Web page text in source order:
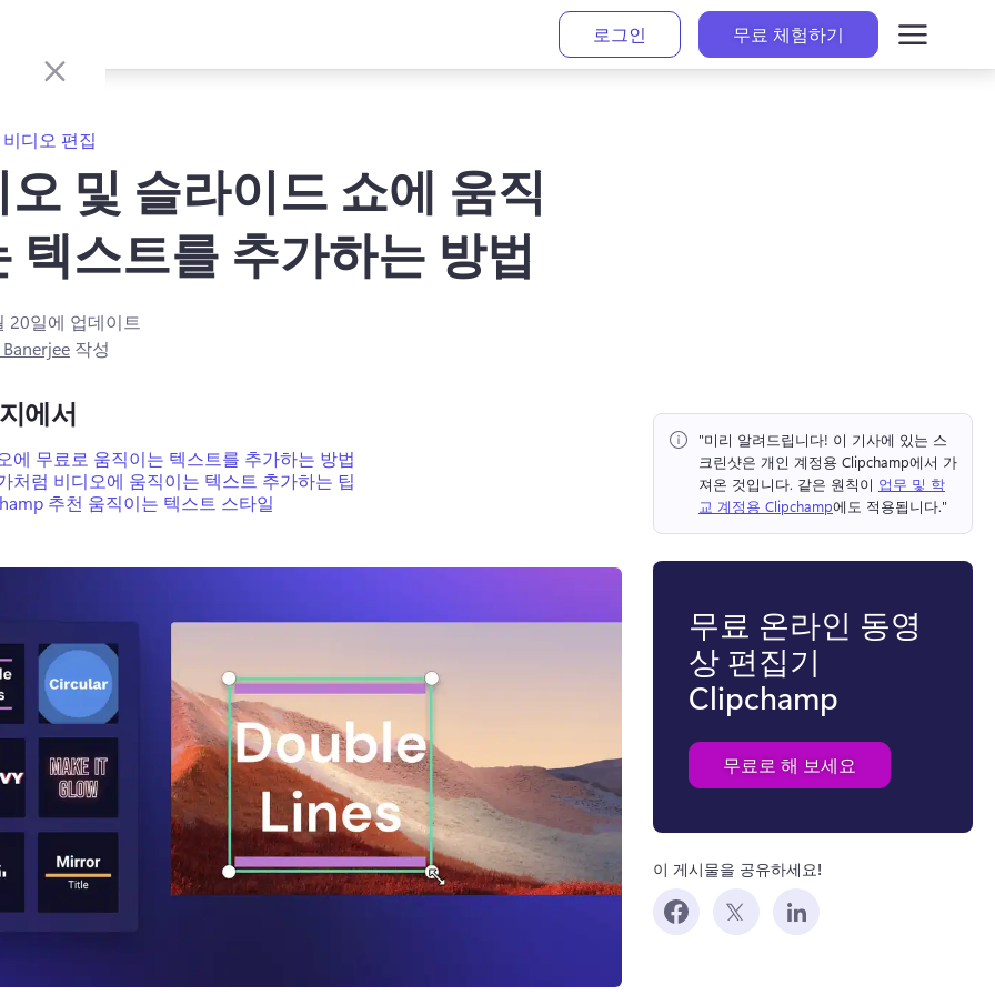
로그인 무료 체험하기
비디오 편집
및 슬라이드 쇼에 움직
텍스트를 추가하는 방법
20일에 업데이트
작성
에서
에 무료로 움직이는 텍스트를 추가하는 방법
처럼 비디오에 움직이는 텍스트 추가하는 팁
추천 움직이는 텍스트 스타일
"미리 알려드립니다! 이 기사에 있는 스
크린샷은 개인 계정용 Clipchamp에서 가
져온 것입니다. 같은 원칙이 업무 및 학
교 계정용 Clipchamp에도 적용됩니다."
무료 온라인 동영
상 편집기
Clipchamp
무료로 해 보세요
이 게시물을 공유하세요!